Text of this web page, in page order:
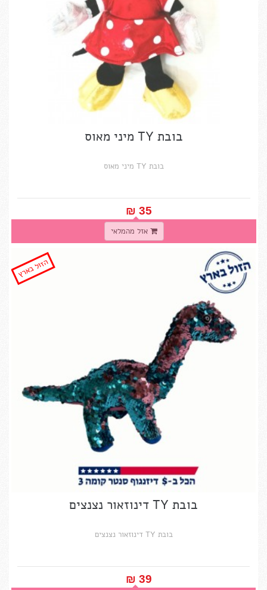
בובת TY מיני מאוס
בובת TY מיני מאוס
35 ₪‎
אזל מהמלאי
הזול בארץ
בובת TY דינוזאור נצנצים
בובת TY דינוזאור נצנצים
39 ₪‎